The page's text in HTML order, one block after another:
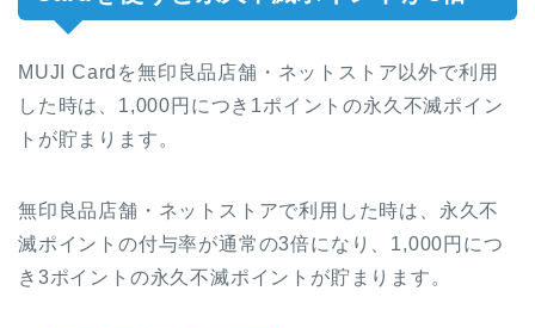
MUJI Cardを無印良品店舗・ネットストア以外で利用
した時は、1,000円につき1ポイントの永久不滅ポイン
トが貯まります。
無印良品店舗・ネットストアで利用した時は、永久不
滅ポイントの付与率が通常の3倍になり、1,000円につ
き3ポイントの永久不滅ポイントが貯まります。